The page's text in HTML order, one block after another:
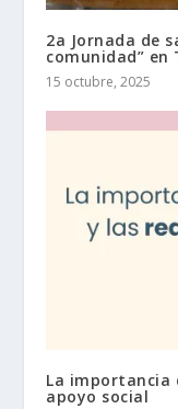
2a Jornada de
comunidad” en
15 octubre, 2025
La importancia
apoyo social